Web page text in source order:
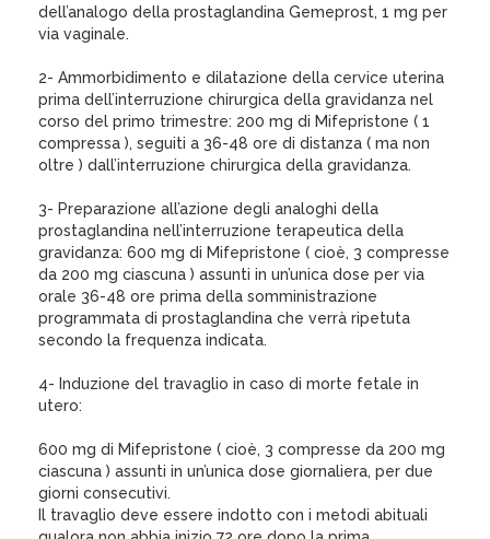
dell’analogo della prostaglandina Gemeprost, 1 mg per
via vaginale.
2- Ammorbidimento e dilatazione della cervice uterina
prima dell’interruzione chirurgica della gravidanza nel
corso del primo trimestre: 200 mg di Mifepristone ( 1
compressa ), seguiti a 36-48 ore di distanza ( ma non
oltre ) dall’interruzione chirurgica della gravidanza.
3- Preparazione all’azione degli analoghi della
prostaglandina nell’interruzione terapeutica della
gravidanza: 600 mg di Mifepristone ( cioè, 3 compresse
da 200 mg ciascuna ) assunti in un’unica dose per via
orale 36-48 ore prima della somministrazione
programmata di prostaglandina che verrà ripetuta
secondo la frequenza indicata.
4- Induzione del travaglio in caso di morte fetale in
utero:
600 mg di Mifepristone ( cioè, 3 compresse da 200 mg
ciascuna ) assunti in un’unica dose giornaliera, per due
giorni consecutivi.
Il travaglio deve essere indotto con i metodi abituali